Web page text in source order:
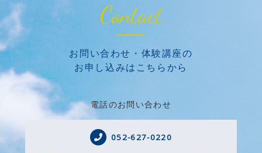
Contact
お問い合わせ・体験講座の
お申し込みはこちらから
電話のお問い合わせ
052-627-0220